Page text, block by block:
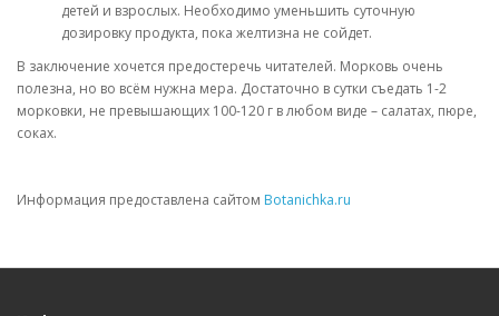
детей и взрослых. Необходимо уменьшить суточную
дозировку продукта, пока желтизна не сойдет.
В заключение хочется предостеречь читателей. Морковь очень
полезна, но во всём нужна мера. Достаточно в сутки съедать 1-2
морковки, не превышающих 100-120 г в любом виде – салатах, пюре,
соках.
Информация предоставлена сайтом Botanichka.ru